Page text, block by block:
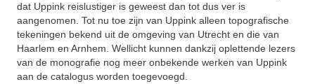
dat Uppink reislustiger is geweest dan tot dus ver is
aangenomen. Tot nu toe zijn van Uppink alleen topografische
tekeningen bekend uit de omgeving van Utrecht en die van
Haarlem en Arnhem. Wellicht kunnen dankzij oplettende lezers
van de monografie nog meer onbekende werken van Uppink
aan de catalogus worden toegevoegd.